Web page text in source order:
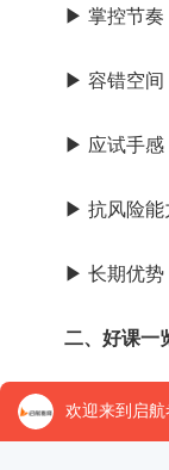
▶ 掌控节奏
▶ 容错空间
▶ 应试手感
▶ 抗风险能
▶ 长期优势
二、好课一
无论你是跨